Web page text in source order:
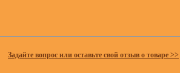
Задайте вопрос или оставьте свой отзыв о товаре >>